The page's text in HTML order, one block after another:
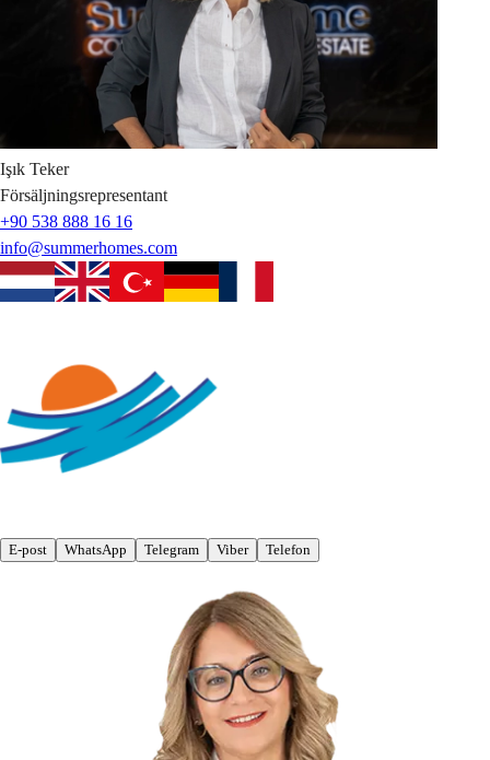
Işık Teker
Försäljningsrepresentant
+90 538 888 16 16
info@summerhomes.com
E-post WhatsApp Telegram Viber Telefon